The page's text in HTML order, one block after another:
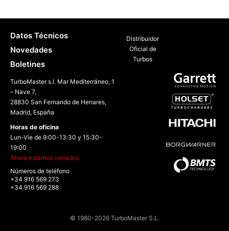
Distribuidor
Oficial de
Turbos
Datos Técnicos
Novedades
Boletines
TurboMaster s.l. Mar Mediterráneo, 1
– Nave 7,
28830 San Fernando de Henares,
Madrid, España
Horas de oficina
Lun-Vie de 9:00-13:30 y 15:30-
19:00
Ahora estamos cerrados
Números de teléfono
+34 916 569 273
+34 916 569 288
© 1980-2026 TurboMaster S.L.